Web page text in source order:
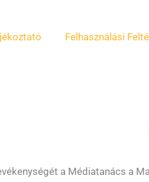
Felhasználási
a Médiatanács a